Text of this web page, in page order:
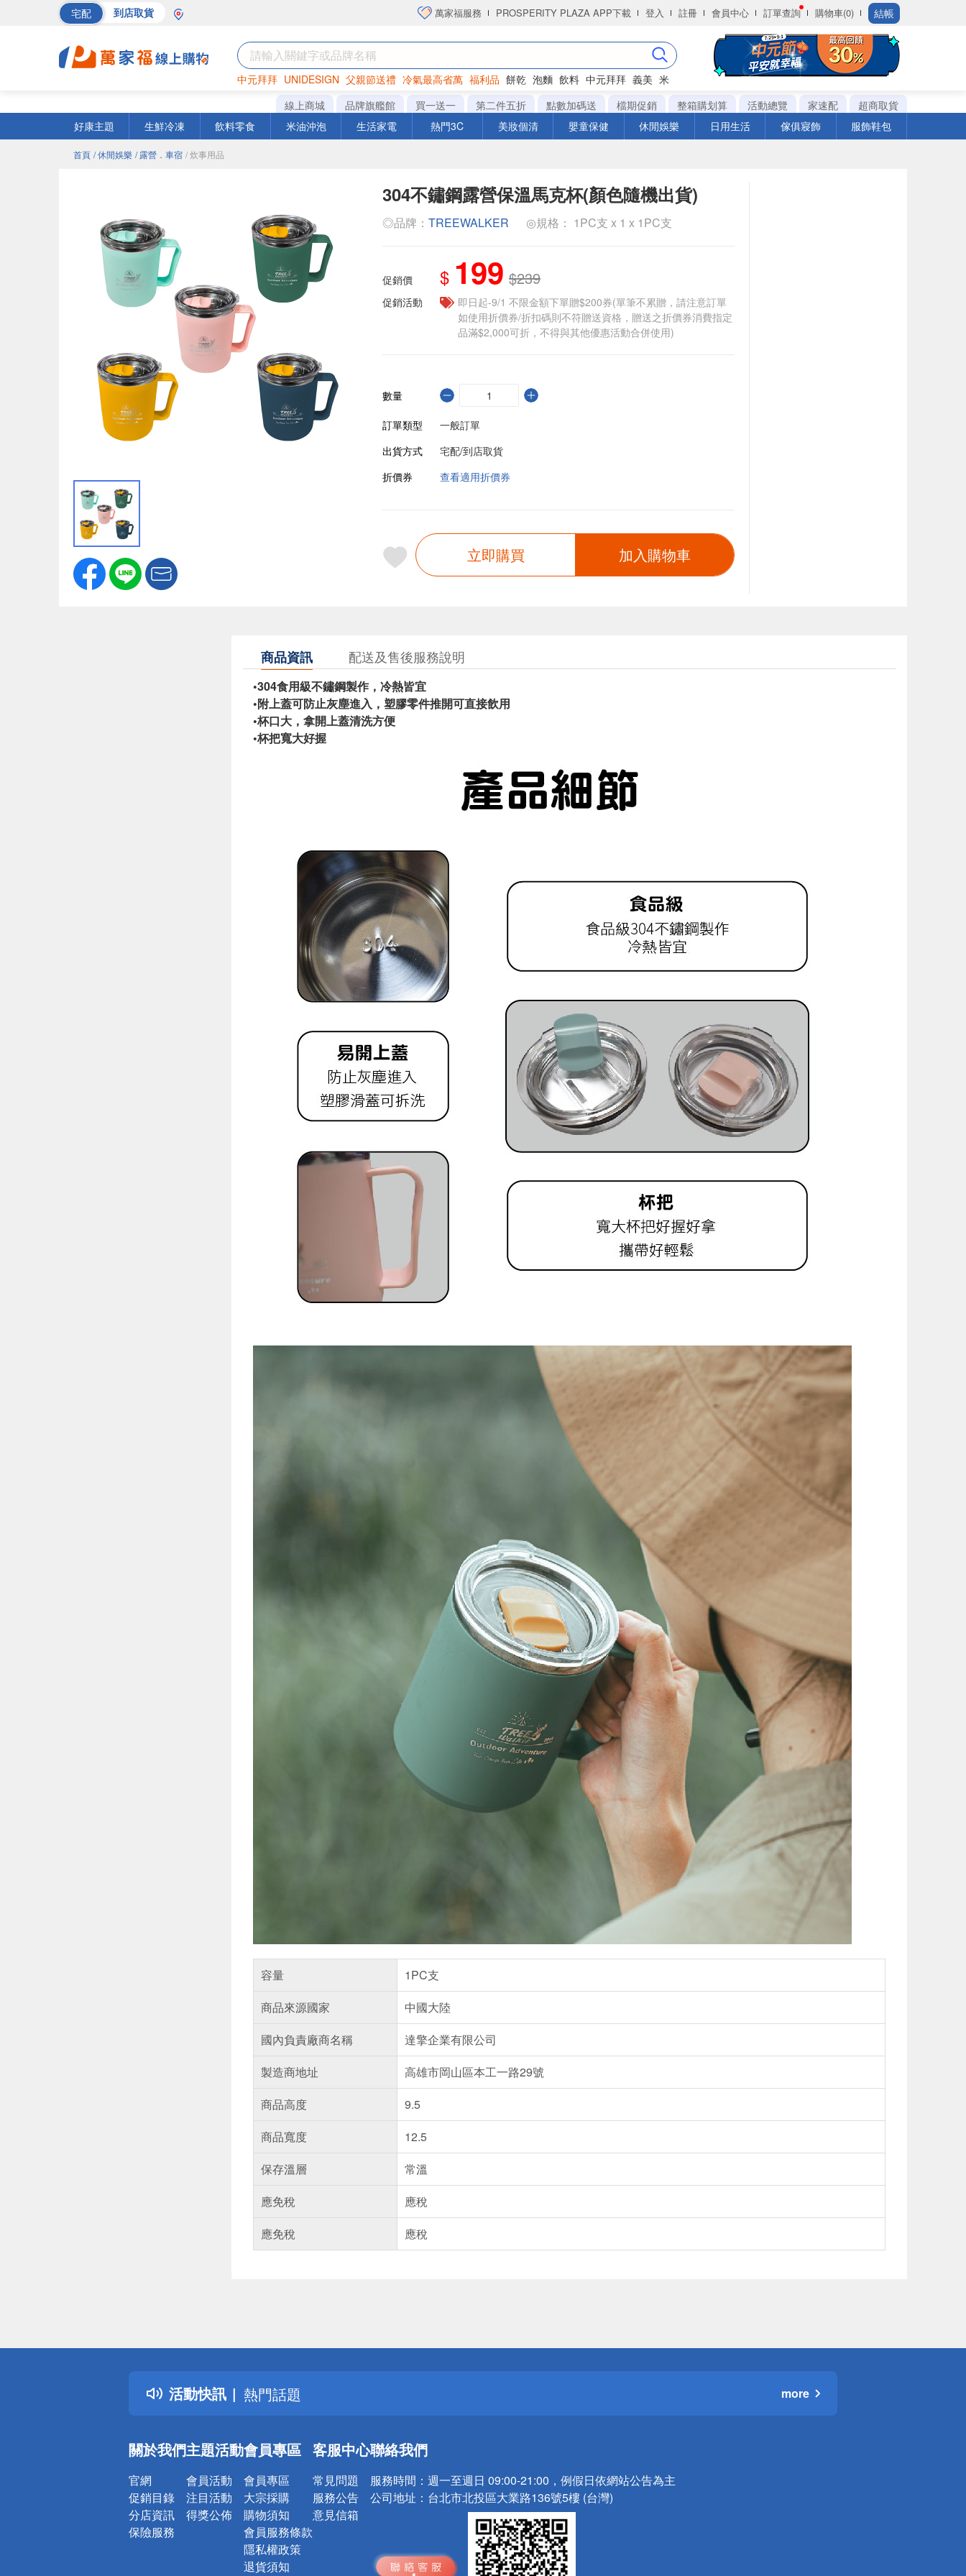
宅配 到店取貨 萬家福服務 PROSPERITY PLAZA APP下載 登入 註冊 會員中心 訂單查詢 購物車(0) 結帳
中元拜拜 UNIDESIGN 父親節送禮 冷氣最高省萬 福利品 餅乾 泡麵 飲料 中元拜拜 義美 米
巧克力 罐頭 衛生紙
線上商城 品牌旗艦館 買一送一 第二件五折 點數加碼送 檔期促銷 整箱購划算 活動總覽 家速配
超商取貨
好康主題
生鮮冷凍 飲料零食 米油沖泡 生活家電 熱門3C 美妝個清 嬰童保健 休閒娛樂 日用生活 傢俱寢飾 服飾鞋包
首頁 / 休閒娛樂 / 露營．車宿 / 炊事用品
304不鏽鋼露營保溫馬克杯(顏色隨機出貨)
◎品牌： TREEWALKER ◎規格： 1PC支 x 1 x 1PC支
促銷價 $ 199 $239
促銷活動
即日起-9/1 不限金額下單贈$200券(單筆不累贈，請注意訂單
如使用折價券/折扣碼則不符贈送資格，贈送之折價券消費指定
品滿$2,000可折，不得與其他優惠活動合併使用)
數量
訂單類型
一般訂單
出貨方式
宅配/到店取貨
折價券
查看適用折價券
立即購買 加入購物車
商品資訊 配送及售後服務說明
•304食用級不鏽鋼製作，冷熱皆宜
•附上蓋可防止灰塵進入，塑膠零件推開可直接飲用
•杯口大，拿開上蓋清洗方便
•杯把寬大好握
容量
1PC支
商品來源國家
中國大陸
國內負責廠商名稱
達擎企業有限公司
製造商地址
高雄市岡山區本工一路29號
商品高度
9.5
商品寬度
12.5
保存溫層
常溫
應免稅
應稅
應免稅
應稅
活動快訊
詐騙網頁！請小心！
得獎公告
熱門話題
銀行優惠
詐騙網頁！請小心！
more
關於我們
官網
促銷目錄
分店資訊
保險服務
主題活動
會員活動
注目活動
得獎公佈
會員專區
會員專區
大宗採購
購物須知
會員服務條款
隱私權政策
退貨須知
客服中心
常見問題
服務公告
意見信箱
聯絡我們
服務時間： 週一至週日 09:00-21:00，例假日依網站公告為主
公司地址： 台北市北投區大業路136號5樓 (台灣)